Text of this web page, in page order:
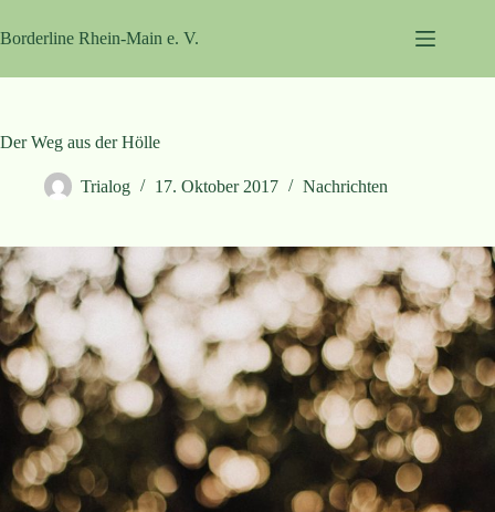
Inhalt
springen
Borderline Rhein-Main e. V.
Der Weg aus der Hölle
Trialog 17. Oktober 2017 Nachrichten